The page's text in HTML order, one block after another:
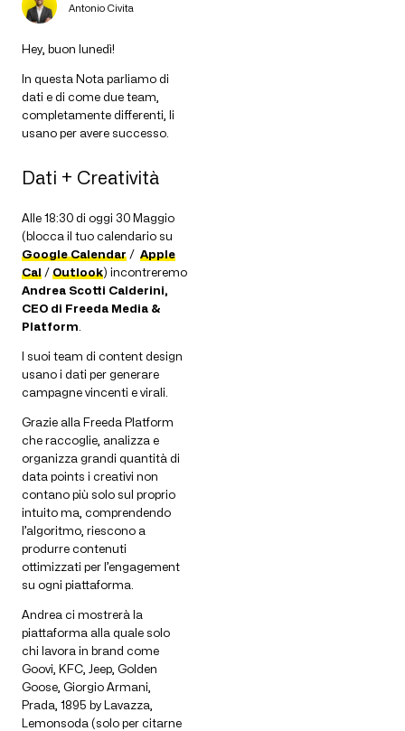
Antonio Civita
Hey, buon lunedì!
In questa Nota parliamo di
dati e di come due team,
completamente differenti, li
usano per avere successo.
Dati + Creatività
Alle 18:30 di oggi 30 Maggio
(blocca il tuo calendario su
Google Calendar / Apple
Cal /Outlook) incontreremo
Andrea Scotti Calderini,
CEO di Freeda Media &
Platform
I suoi team di content design
usano i dati per generare
campagne vincenti e virali.
Grazie alla Freeda Platform
che raccoglie, analizza e
organizza grandi quantità di
data points i creativi non
contano più solo sul proprio
intuito ma, comprendendo
l’algoritmo, riescono a
produrre contenuti
ottimizzati per l’engagement
su ogni piattaforma.
Andrea ci mostrerà la
piattaforma alla quale solo
chi lavora in brand come
Goovi, KFC, Jeep, Golden
Goose, Giorgio Armani,
Prada, 1895 by Lavazza,
Lemonsoda (solo per citarne